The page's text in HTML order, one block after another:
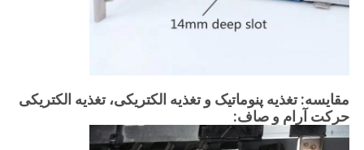
مقایسه: تغذیه پنوماتیک و تغذیه الکتریکی، تغذیه الکتریکی
حرکت آرام و صاف: